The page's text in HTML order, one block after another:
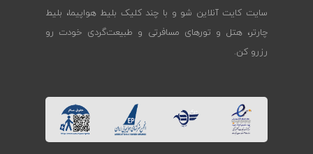
سایت کایت آنلاین شو و با چند کلیک بلیط هواپیما، بلیط
چارتر، هتل و تورهای مسافرتی و طبیعت‌گردی خودت رو
رزرو کن.